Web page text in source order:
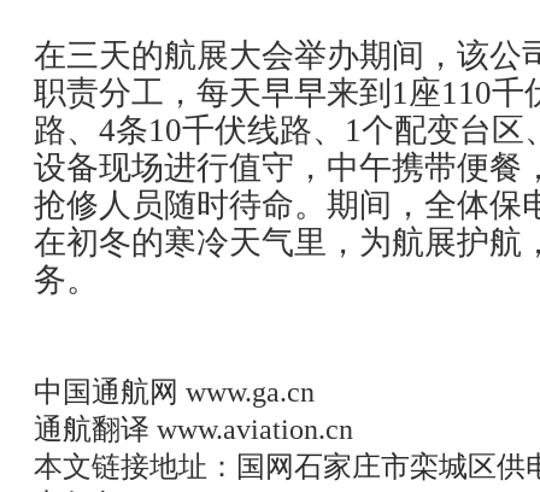
在三天的航展大会举办期间，该公
职责分工，每天早早来到1座110千
路、4条10千伏线路、1个配变台
设备现场进行值守，中午携带便餐
抢修人员随时待命。期间，全体保
在初冬的寒冷天气里，为航展护航
务。
中国通航网 www.ga.cn
通航翻译 www.aviation.cn
本文链接地址： 国网石家庄市栾城区供